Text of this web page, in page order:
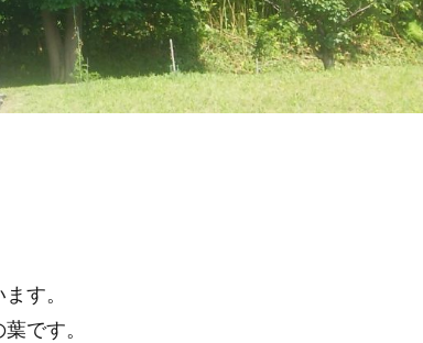
す。
です。